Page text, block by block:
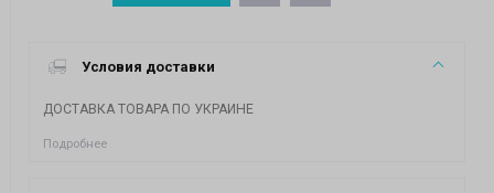
Условия доставки
ДОСТАВКА ТОВАРА ПО УКРАИНЕ
Подробнее